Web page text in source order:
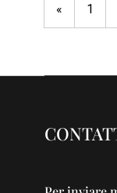
« 1